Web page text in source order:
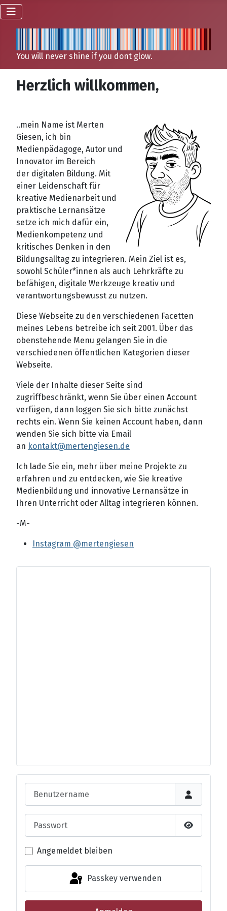
You will never shine if you dont glow.
Herzlich willkommen,
..mein Name ist Merten
Giesen, ich bin
Medienpädagoge, Autor und
Innovator im Bereich
der digitalen Bildung. Mit
einer Leidenschaft für
kreative Medienarbeit und
praktische Lernansätze
setze ich mich dafür ein,
Medienkompetenz und
kritisches Denken in den
Bildungsalltag zu integrieren. Mein Ziel ist es,
sowohl Schüler*innen als auch Lehrkräfte zu
befähigen, digitale Werkzeuge kreativ und
verantwortungsbewusst zu nutzen.
Diese Webseite zu den verschiedenen Facetten
meines Lebens betreibe ich seit 2001. Über das
obenstehende Menu gelangen Sie in die
verschiedenen öffentlichen Kategorien dieser
Webseite.
Viele der Inhalte dieser Seite sind
zugriffbeschränkt, wenn Sie über einen Account
verfügen, dann loggen Sie sich bitte zunächst
rechts ein. Wenn Sie keinen Account haben, dann
wenden Sie sich bitte via Email
an kontakt@mertengiesen.de
Ich lade Sie ein, mehr über meine Projekte zu
erfahren und zu entdecken, wie Sie kreative
Medienbildung und innovative Lernansätze in
Ihren Unterricht oder Alltag integrieren können.
-M-
Instagram @mertengiesen
Passwort
Angemeldet bleiben
Passkey verwenden